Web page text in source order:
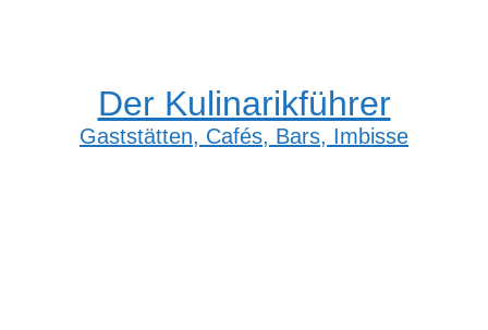
Der Kulinarikführer
Gaststätten, Cafés, Bars, Imbisse